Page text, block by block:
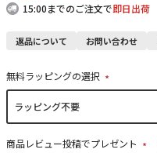
15:00までのご注文で即日出荷
返品について お問い合わせ
無料ラッピングの選択
(
商品レビュー投稿でプレゼント